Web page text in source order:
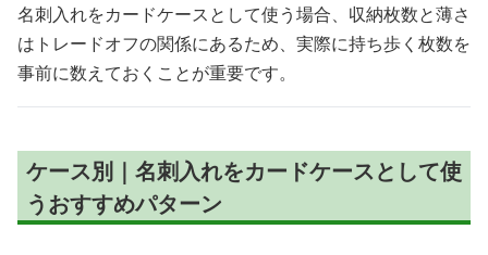
名刺入れをカードケースとして使う場合、収納枚数と薄さ
はトレードオフの関係にあるため、実際に持ち歩く枚数を
事前に数えておくことが重要です。
ケース別｜名刺入れをカードケースとして使
うおすすめパターン